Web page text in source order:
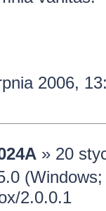
2006,
» 20
2.0.0.1